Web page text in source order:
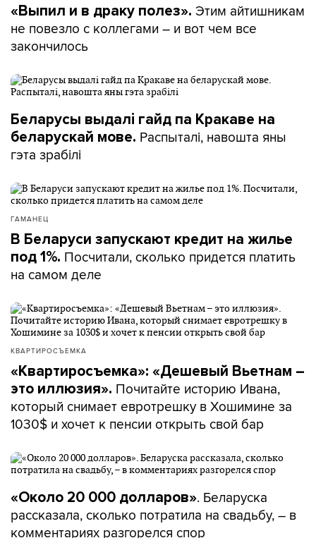
«Выпил и в драку полез». Этим айтишникам
не повезло с коллегами – и вот чем все
закончилось
Беларусы выдалі гайд па Кракаве на
беларускай мове. Распыталі, навошта яны
гэта зрабілі
ГАМАНЕЦ
В Беларуси запускают кредит на жилье
под 1%. Посчитали, сколько придется платить
на самом деле
КВАРТИРОСЪЕМКА
«Квартиросъемка»: «Дешевый Вьетнам –
это иллюзия». Почитайте историю Ивана,
который снимает евротрешку в Хошимине за
1030$ и хочет к пенсии открыть свой бар
«Около 20 000 долларов». Беларуска
рассказала, сколько потратила на свадьбу, – в
комментариях разгорелся спор